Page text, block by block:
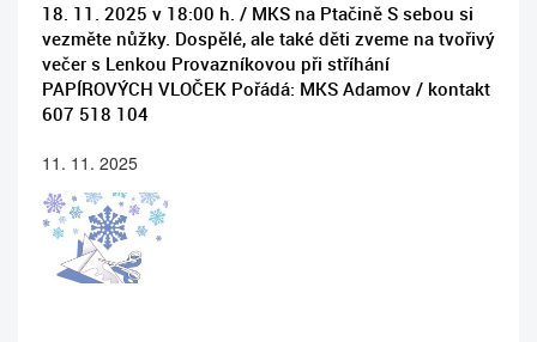
18. 11. 2025 v 18:00 h. / MKS na Ptačině S sebou si
vezměte nůžky. Dospělé, ale také děti zveme na tvořivý
večer s Lenkou Provazníkovou při stříhání
PAPÍROVÝCH VLOČEK Pořádá: MKS Adamov / kontakt
607 518 104
11. 11. 2025